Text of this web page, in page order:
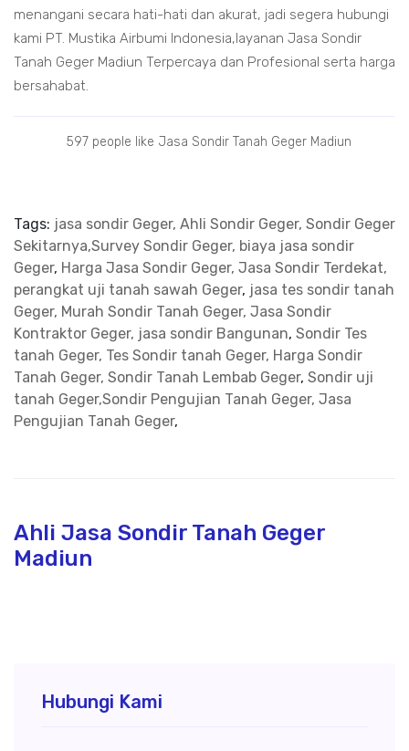
menangani secara hati-hati dan akurat, jadi segera hubungi
kami PT. Mustika Airbumi Indonesia,layanan Jasa Sondir
Tanah Geger Madiun Terpercaya dan Profesional serta harga
bersahabat.
597 people like Jasa Sondir Tanah Geger Madiun
Tags: jasa sondir Geger, Ahli Sondir Geger, Sondir Geger
Sekitarnya,Survey Sondir Geger, biaya jasa sondir
Geger, Harga Jasa Sondir Geger, Jasa Sondir Terdekat,
perangkat uji tanah sawah Geger, jasa tes sondir tanah
Geger, Murah Sondir Tanah Geger, Jasa Sondir
Kontraktor Geger, jasa sondir Bangunan, Sondir Tes
tanah Geger, Tes Sondir tanah Geger, Harga Sondir
Tanah Geger, Sondir Tanah Lembab Geger, Sondir uji
tanah Geger,Sondir Pengujian Tanah Geger, Jasa
Pengujian Tanah Geger,
Ahli Jasa Sondir Tanah Geger
Madiun
Hubungi Kami